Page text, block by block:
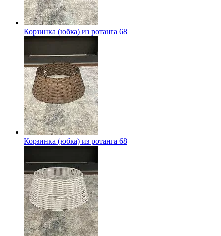
Корзинка (юбка) из ротанга 68
Корзинка (юбка) из ротанга 68